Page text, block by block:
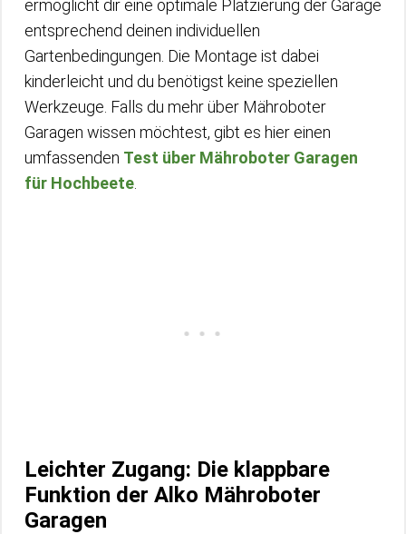
ermöglicht dir eine optimale Platzierung der Garage
entsprechend deinen individuellen
Gartenbedingungen. Die Montage ist dabei
kinderleicht und du benötigst keine speziellen
Werkzeuge. Falls du mehr über Mähroboter
Garagen wissen möchtest, gibt es hier einen
umfassenden Test über Mähroboter Garagen
für Hochbeete
Leichter Zugang: Die klappbare
Funktion der Alko Mähroboter
Garagen